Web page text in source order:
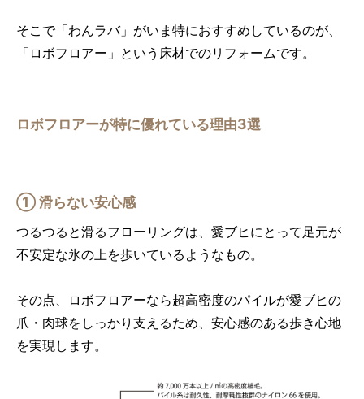
そこで「わんラバ」がいま特におすすめしているのが、
「ロボフロアー」という床材でのリフォームです。
ロボフロアーが特に優れている理由3選
① 滑らない安心感
つるつると滑るフローリングは、愛ブヒにとって足元が
不安定な氷の上を歩いているようなもの。
その点、ロボフロアーなら超高密度のパイルが愛ブヒの
爪・肉球をしっかり支えるため、安心感のある歩き心地
を実現します。